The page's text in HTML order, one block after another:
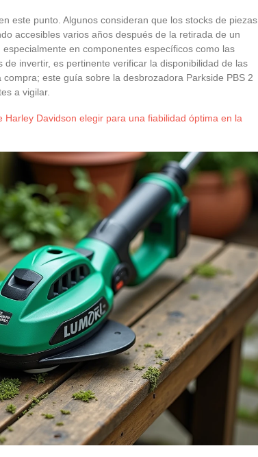
este punto. Algunos consideran que los stocks de piezas
accesibles varios años después de la retirada de un
en componentes específicos como las
de invertir, es pertinente verificar la disponibilidad de las
este guía sobre la desbrozadora Parkside PBS 2
a vigilar.
Harley Davidson elegir para una fiabilidad óptima en la